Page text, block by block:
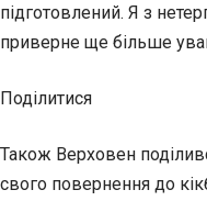
підготовлений. Я з
приверне ще більше
Поділитися
Також Верховен
свого повернення до